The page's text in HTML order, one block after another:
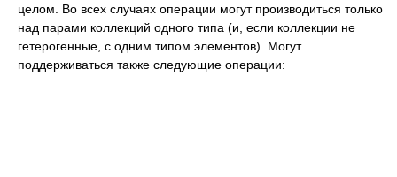
целом. Во всех случаях операции могут производиться только
над парами коллекций одного типа (и, если коллекции не
гетерогенные, с одним типом элементов). Могут
поддерживаться также следующие операции: